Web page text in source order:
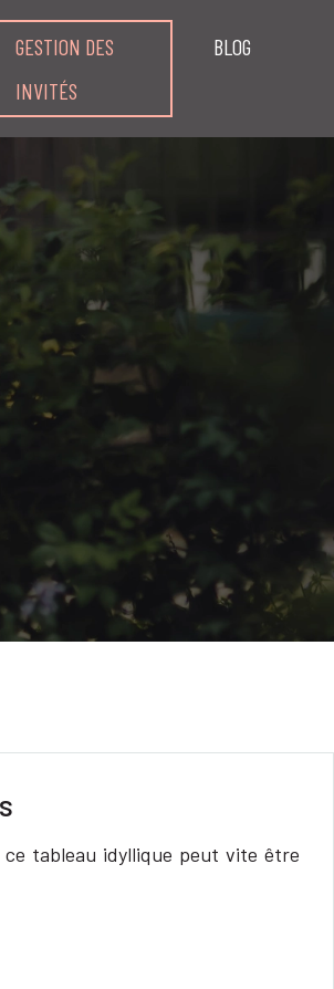
GESTION DES
INVITÉS
BLOG
ce tableau idyllique peut vite être